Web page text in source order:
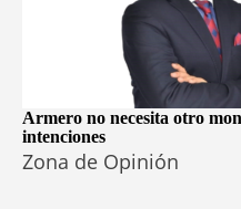
Armero no necesita otro
intenciones
Zona de Opinión